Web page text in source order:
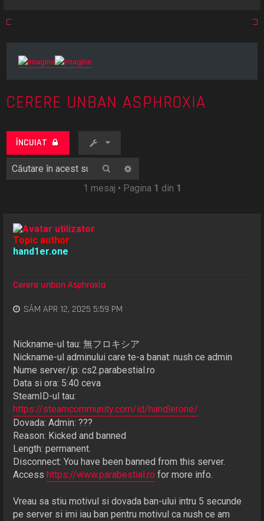
CERERE UNBAN ASPHROXIA
ÎNCUIAT
Căutare
1 mesaj • Pagina 1 din 1
Topic author
hand1er.one
Cerere unban Asphroxia
SÂM APR 12, 2025 5:59 PM
Nickname-ul tau: 無フロキシア
Nickname-ul adminului care te-a banat: nush ce admin
Nume server/ip: cs2.parabestial.ro
Data si ora: 5:40 ceva
SteamID-ul tau:
https://steamcommunity.com/id/handlerone/
Dovada: Admin: ???
Reason: Kicked and banned
Length: permanent.
Disconnect: You have been banned from this server.
Access https://www.parabestial.ro for more info.
Vreau sa stiu motivul si dovada ban-ului intru 5 secunde
pe server si imi iau ban pentru motivul ca nush ce am